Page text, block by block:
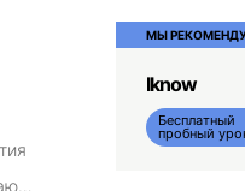
МЫ
Iknow
Бесплатный
пробный